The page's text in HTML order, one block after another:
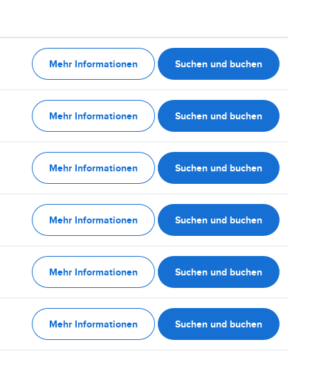
Mehr Informationen Suchen und buchen
Mehr Informationen Suchen und buchen
Mehr Informationen Suchen und buchen
Mehr Informationen Suchen und buchen
Mehr Informationen Suchen und buchen
Mehr Informationen Suchen und buchen